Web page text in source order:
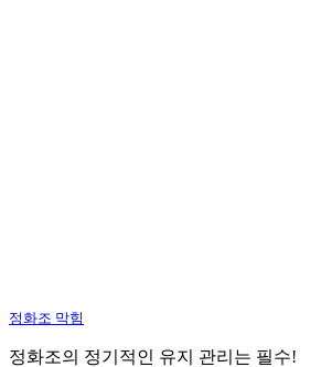
정화조 막힘
정화조의 정기적인 유지 관리는 필수!